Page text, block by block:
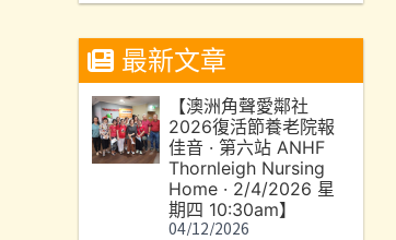
最新文章
【澳洲角聲愛鄰社
2026復活節養老院報
佳音 · 第六站 ANHF
Thornleigh Nursing
Home · 2/4/2026 星
期四 10:30am】
04/12/2026